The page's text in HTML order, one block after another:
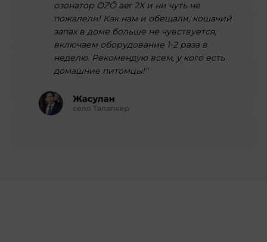
ежемесячную дератизацию
"Вредители на продовольственных
складах - большая проблема для
бизнеса, наш - не исключение.
компании OZŌ за инновационное
решение, которое они нам